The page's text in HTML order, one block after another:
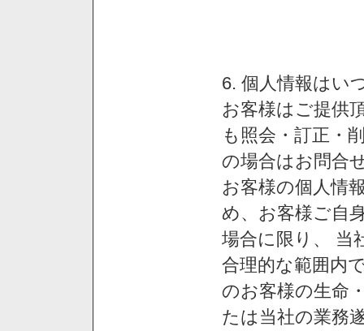
6. 個人情報はい
お客様はご提供
も照会・訂正・
の場合はお問合
お客様の個人情
め、お客様ご自
場合に限り、 当
合理的な範囲内
のお客様の生命
たは当社の業務